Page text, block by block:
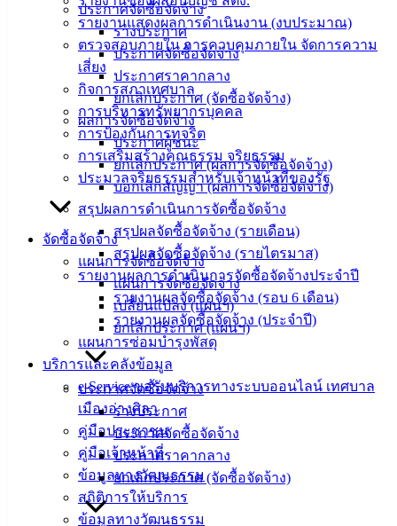
ประกาศจัดซื้อจัดจ้าง
ร่างประกาศ
ประกาศจัดซื้อจัดจ้าง
ประกาศราคากลาง
ยกเลิกประกาศ (จัดซื้อจัดจ้าง)
ผลการจัดซื้อจัดจ้าง
ประกาศผู้ชนะ
ยกเลิกประกาศ (ผลการจัดซื้อจัดจ้าง)
บอกเลิกสัญญา (ผลการจัดซื้อจัดจ้าง)
สรุปผลการดำเนินการจัดซื้อจัดจ้าง
สรุปผลจัดซื้อจัดจ้าง (รายเดือน)
สรุปผลจัดซื้อจัดจ้าง (รายไตรมาส)
รายงานผลการดำเนินการจัดซื้อจัดจ้างประจำปี
รายงานผลจัดซื้อจัดจ้าง (รอบ 6 เดือน)
รายงานผลจัดซื้อจัดจ้าง (ประจำปี)
แผนการซ่อมบำรุงพัสดุ
บริการและคลังข้อมูล
e-Service ขอรับบริการทางระบบออนไลน์ เทศบาล
เมืองอ่างศิลา
คู่มือประชาชน
คู่มือเจ้าหน้าที่
ข้อมูลทางวัฒนธรรม
สถิติการให้บริการ
ข้อมูลทางวัฒนธรรม
รายงานแสดงผลการดำเนินงาน (งบประมาณ)
ตรวจสอบภายใน การควบคุมภายใน จัดการความ
เสี่ยง
กิจการสภาเทศบาล
การบริหารทรัพยากรบุคคล
การป้องกันการทุจริต
การเสริมสร้างคุณธรรม จริยธรรม
ประมวลจริยธรรมสำหรับเจ้าหน้าที่ของรัฐ
จัดซื้อจัดจ้าง
แผนการจัดซื้อจัดจ้าง
แผนการจัดซื้อจัดจ้าง
เปลี่ยนแปลง (แผนฯ)
ยกเลิกประกาศ (แผนฯ)
ประกาศจัดซื้อจัดจ้าง
ร่างประกาศ
ประกาศจัดซื้อจัดจ้าง
ประกาศราคากลาง
ยกเลิกประกาศ (จัดซื้อจัดจ้าง)
งาน
ข่าวสาร
น่ารู้
ข้อมูล
ข่าวสาร
อิเล็กทรอนิกส์
องค์
ความรู้
(Knowledge
Management)
สายตรง
นายก
ประวัติ
เทศบาล
ผู้บริหาร
และ
หัวหน้า
ส่วน
ราชการ